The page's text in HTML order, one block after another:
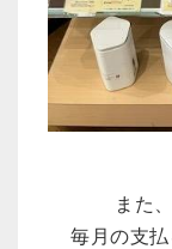
また
毎月の支